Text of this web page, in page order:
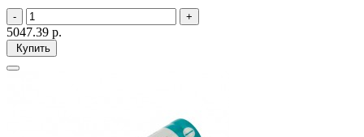
5047.39 р.
Купить